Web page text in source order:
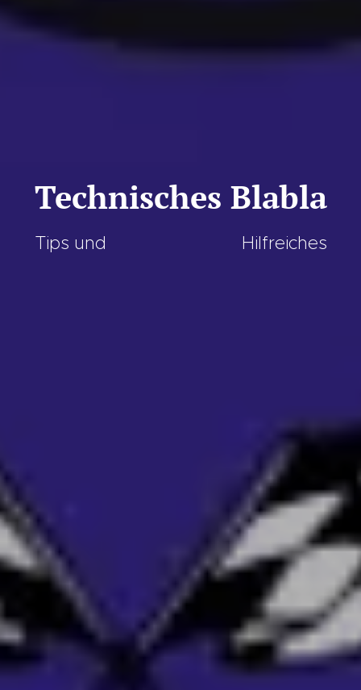
Technisches Blabla
Tips und Hilfreiches